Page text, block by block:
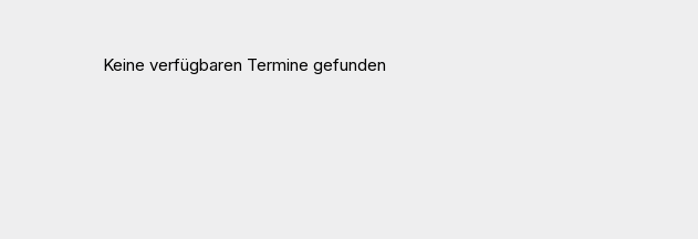
Keine verfügbaren Termine gefunden